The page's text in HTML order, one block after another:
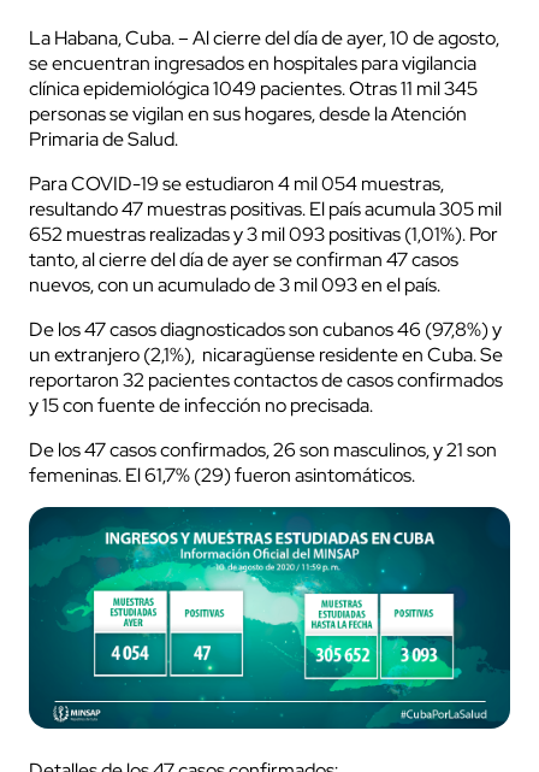
La Habana, Cuba. – Al cierre del día de ayer, 10 de agosto,
se encuentran ingresados en hospitales para vigilancia
clínica epidemiológica 1049 pacientes. Otras 11 mil 345
personas se vigilan en sus hogares, desde la Atención
Primaria de Salud.
Para COVID-19 se estudiaron 4 mil 054 muestras,
resultando 47 muestras positivas. El país acumula 305 mil
652 muestras realizadas y 3 mil 093 positivas (1,01%). Por
tanto, al cierre del día de ayer se confirman 47 casos
nuevos, con un acumulado de 3 mil 093 en el país.
De los 47 casos diagnosticados son cubanos 46 (97,8%) y
un extranjero (2,1%), nicaragüense residente en Cuba. Se
reportaron 32 pacientes contactos de casos confirmados
y 15 con fuente de infección no precisada.
De los 47 casos confirmados, 26 son masculinos, y 21 son
femeninas. El 61,7% (29) fueron asintomáticos.